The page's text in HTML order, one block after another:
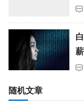
随机文章